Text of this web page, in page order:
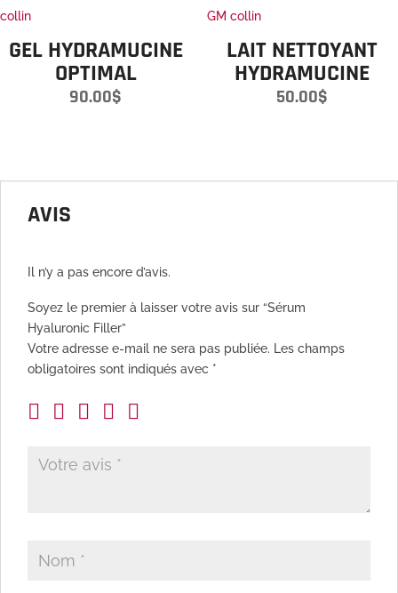
GEL HYDRAMUCINE
OPTIMAL
90.00$
LAIT NETTOYANT
HYDRAMUCINE
50.00$
AVIS
Il n’y a pas encore d’avis.
Soyez le premier à laisser votre avis sur “Sérum
Hyaluronic Filler”
Votre adresse e-mail ne sera pas publiée.
Les champs
obligatoires sont indiqués avec *